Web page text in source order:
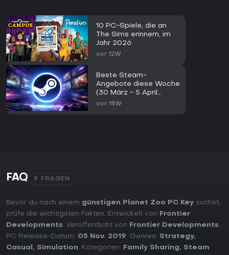
10 PC-Spiele, die an
The Sims erinnern, im
Jahr 2026
vor 12W
Beste Steam-
Angebote diese Woche
(30 März - 5 April
2026)
vor 18W
FAQ 9 FRAGEN
Bevor du nach einem günstigen Planet Zoo PC Key suchst,
prüfe die wichtigsten Fakten. Entwickelt von
Frontier
Developments. Veröffentlicht von Frontier Developments.
PC Release-Datum: 05 Nov. 2019. Genres: Strategy,
Casual , Simulation. Kategorien: Family Sharing, Steam